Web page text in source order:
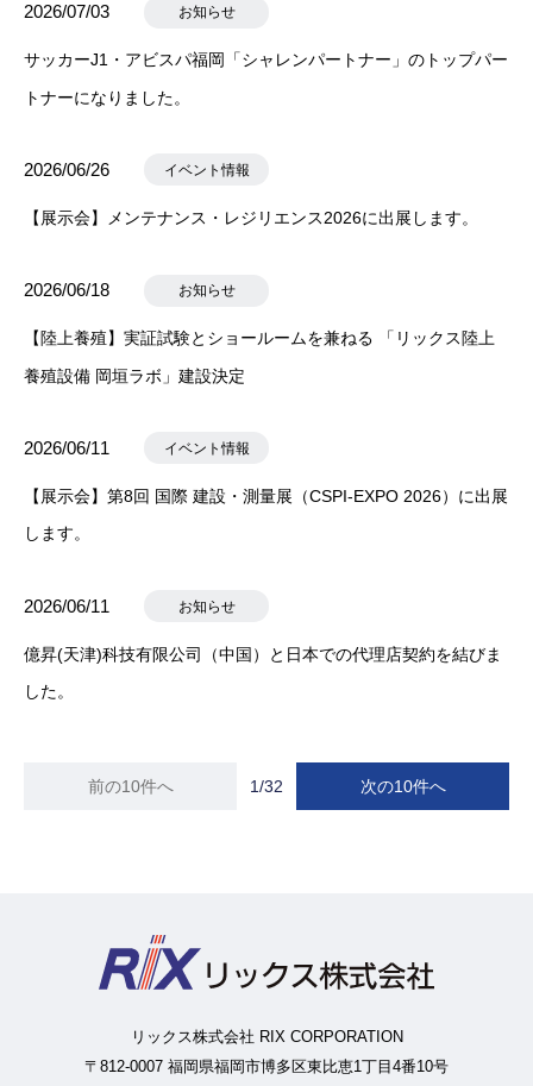
2026/07/03 お知らせ
サッカーJ1・アビスパ福岡「シャレンパートナー」のトップパー
トナーになりました。
2026/06/26 イベント情報
【展示会】メンテナンス・レジリエンス2026に出展します。
2026/06/18 お知らせ
【陸上養殖】実証試験とショールームを兼ねる 「リックス陸上
養殖設備 岡垣ラボ」建設決定
2026/06/11 イベント情報
【展示会】第8回 国際 建設・測量展（CSPI-EXPO 2026）に出展
します。
2026/06/11 お知らせ
億昇(天津)科技有限公司（中国）と日本での代理店契約を結びま
した。
前の10件へ 1/32 次の10件へ
リックス株式会社 RIX CORPORATION
〒812-0007 福岡県福岡市博多区東比恵1丁目4番10号